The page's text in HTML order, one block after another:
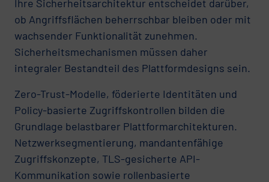
Ihre Sicherheitsarchitektur entscheidet darüber,
ob Angriffsflächen beherrschbar bleiben oder mit
wachsender Funktionalität zunehmen.
Sicherheitsmechanismen müssen daher
integraler Bestandteil des Plattformdesigns sein.
Zero-Trust-Modelle, föderierte Identitäten und
Policy-basierte Zugriffskontrollen bilden die
Grundlage belastbarer Plattformarchitekturen.
Netzwerksegmentierung, mandantenfähige
Zugriffskonzepte, TLS-gesicherte API-
Kommunikation sowie rollenbasierte